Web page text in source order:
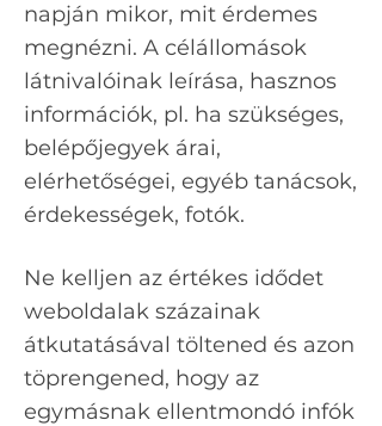
napján mikor, mit érdemes
megnézni. A célállomások
látnivalóinak leírása, hasznos
információk, pl. ha szükséges,
belépőjegyek árai,
elérhetőségei, egyéb tanácsok,
érdekességek, fotók.
Ne kelljen az értékes idődet
weboldalak százainak
átkutatásával töltened és azon
töprengened, hogy az
egymásnak ellentmondó infók